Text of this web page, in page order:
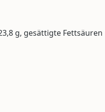
g, gesättigte